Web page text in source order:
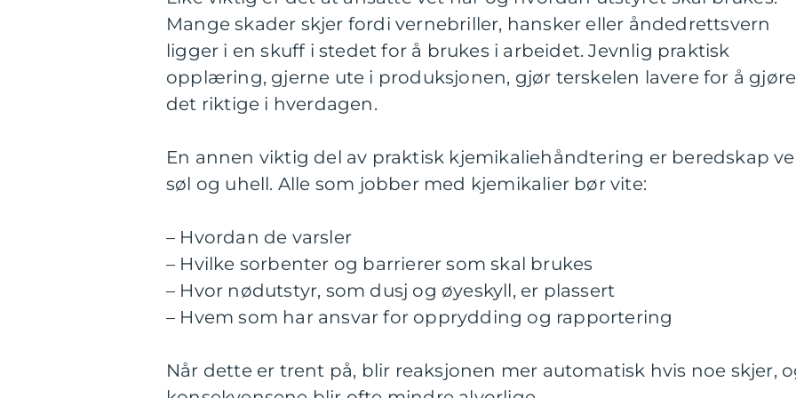
Mange skader skjer fordi vernebriller, hansker eller åndedrettsvern
ligger i en skuff i stedet for å brukes i arbeidet. Jevnlig praktisk
opplæring, gjerne ute i produksjonen, gjør terskelen lavere for å gjøre
det riktige i hverdagen.
En annen viktig del av praktisk kjemikaliehåndtering er beredskap
søl og uhell. Alle som jobber med kjemikalier bør vite:
– Hvordan de varsler
– Hvilke sorbenter og barrierer som skal brukes
– Hvor nødutstyr, som dusj og øyeskyll, er plassert
– Hvem som har ansvar for opprydding og rapportering
Når dette er trent på, blir reaksjonen mer automatisk hvis noe skjer,